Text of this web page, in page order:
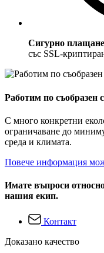
Сигурно плащане
със SSL-
Работим по съобразен
С много конкретни
ограничаване до
среда и климата.
Повече информация
Имате въпроси
нашия екип.
Контакт
Доказано качество